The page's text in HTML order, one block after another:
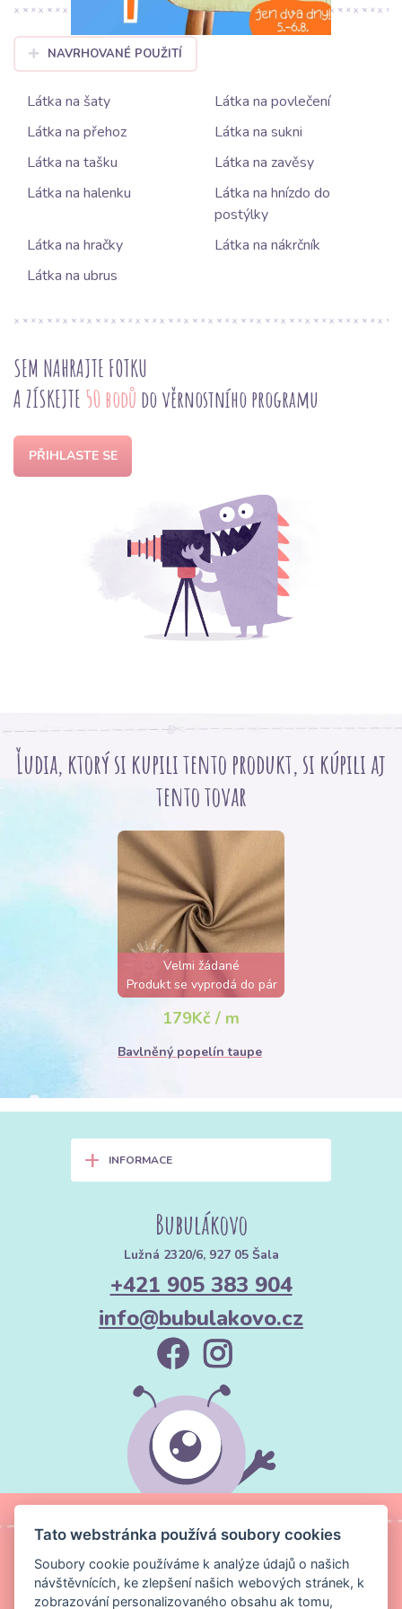
NAVRHOVANÉ POUŽITÍ
Látka na šaty
Látka na povlečení
Látka na přehoz
Látka na sukni
Látka na tašku
Látka na zavěsy
Látka na halenku
Látka na hnízdo do
postýlky
Látka na hračky
Látka na nákrčník
Látka na ubrus
SEM NAHRAJTE FOTKU
A ZÍSKEJTE 50 bodů do věrnostního programu
PŘIHLASTE SE
Ľudia, ktorý si kupili tento produkt, si kúpili aj
tento tovar
Velmi žádané
Produkt se vyprodá do pár
hodin
179Kč / m
Bavlněný popelín taupe
+ INFORMACE
Bubulákovo
Lužná 2320/6, 927 05 Šala
+421 905 383 904
info@bubulakovo.cz
Tato webstránka používá soubory cookies
Soubory cookie používáme k analýze údajů o našich
návštěvnících, ke zlepšení našich webových stránek, k
zobrazování personalizovaného obsahu ak tomu,